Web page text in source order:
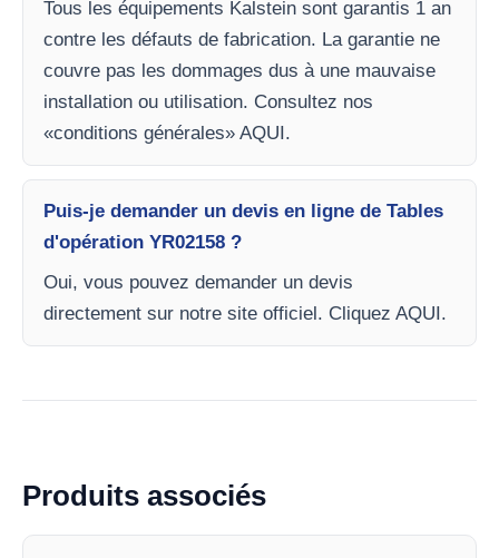
Tous les équipements Kalstein sont garantis 1 an
contre les défauts de fabrication. La garantie ne
couvre pas les dommages dus à une mauvaise
installation ou utilisation. Consultez nos
«conditions générales» AQUI.
Puis-je demander un devis en ligne de Tables
d'opération YR02158 ?
Oui, vous pouvez demander un devis
directement sur notre site officiel. Cliquez AQUI.
Produits associés